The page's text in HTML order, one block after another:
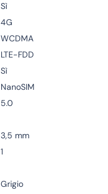
Sì
4G
WCDMA
LTE-FDD
Sì
NanoSIM
5.0
3,5 mm
1
Grigio